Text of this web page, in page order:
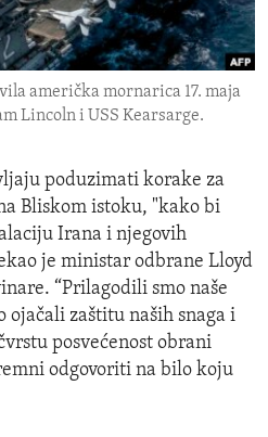
američka mornarica 17. maja
Lincoln i USS Kearsarge.
poduzimati korake za
Bliskom istoku, "kako bi
Irana i njegovih
je ministar odbrane Lloyd
“Prilagodili smo naše
ojačali zaštitu naših snaga i
posvećenost obrani
odgovoriti na bilo koju